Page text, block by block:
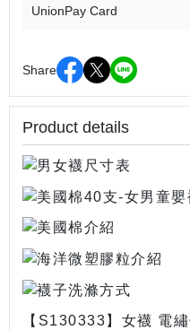
UnionPay Card
Share
Product details
【S130333】女襪 電